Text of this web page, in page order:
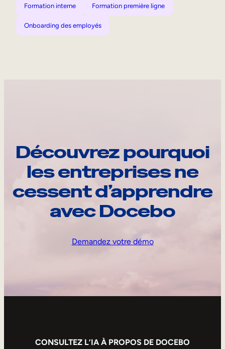
Formation interne Formation première ligne
Onboarding des employés
Découvrez pourquoi
les entreprises ne
cessent d’apprendre
avec Docebo
Demandez votre démo
CONSULTEZ L’IA À PROPOS DE DOCEBO